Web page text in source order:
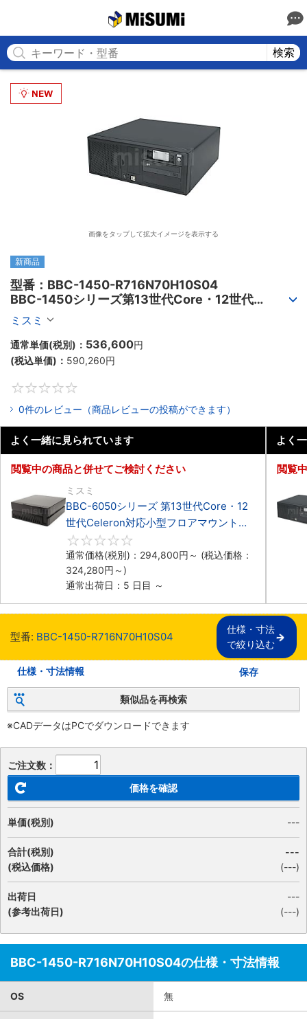
検索
画像をタップして拡大イメージを表示する
新商品
型番：BBC-1450-R716N70H10S04
BBC-1450シリーズ第13世代Core・12世代
Celeron対応小型フロアマウント4PCIe
ミスミ
通常単価(税別)： 536,600円
(税込単価)： 590,260円
0件のレビュー（商品レビューの投稿ができます）
よく一緒に見られています
閲覧中の商品と併せてご検討ください
ミスミ
BBC-6050シリーズ 第13世代Core・12
世代Celeron対応小型フロアマウント
3PCIe
通常価格(税別)： 294,800円 ～ (税込価格：
324,280円 ～)
通常出荷日：5 日目 ～
よく
閲覧
型番: BBC-1450-R716N70H10S04
仕様・寸法
で絞り込む
仕様・寸法情報 保存
類似品を再検索
※CADデータはPCでダウンロードできます
ご注文数：
価格を確認
単価(税別) ---
合計(税別)
(税込価格)
---
(---)
出荷日
(参考出荷日)
---
(---)
BBC-1450-R716N70H10S04の仕様・寸法情報
OS 無